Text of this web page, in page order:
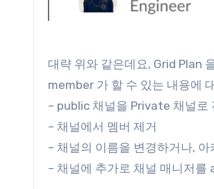
대략 위와 같은데요, Grid Plan
member 가 할 수 있는 내용에
– public 채널을 Private 채널로
– 채널에서 멤버 제거
– 채널의 이름을 변경하거나, 아
– 채널에 추가로 채널 매니저를